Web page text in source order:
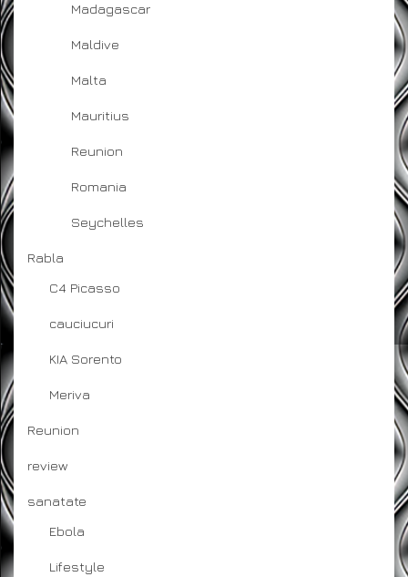
Madagascar
Maldive
Malta
Mauritius
Reunion
Romania
Seychelles
Rabla
C4 Picasso
cauciucuri
KIA Sorento
Meriva
Reunion
review
sanatate
Ebola
Lifestyle